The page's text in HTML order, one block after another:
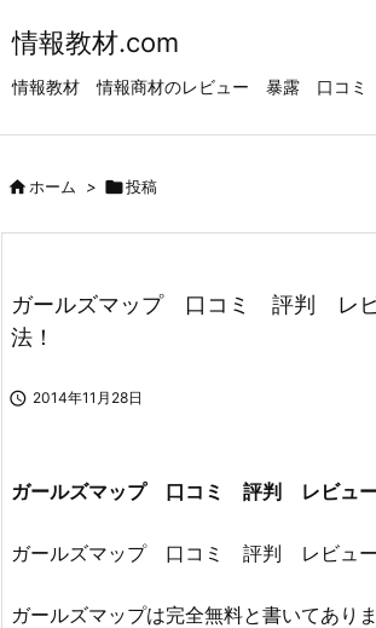
情報教材.com
情報教材 情報商材のレビュー 暴露 口コミ
ホーム > 投稿
ガールズマップ 口コミ 評判 レ
法！
 2014年11月28日
ガールズマップ 口コミ 評判 レビュ
ガールズマップ 口コミ 評判 レビュ
ガールズマップは完全無料と書いてあり